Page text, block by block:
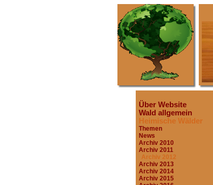
Über Website
Wald allgemein
Heimische Wälder
Themen
News
Archiv 2010
Archiv 2011
Archiv 2012
Archiv 2013
Archiv 2014
Archiv 2015